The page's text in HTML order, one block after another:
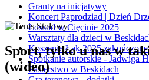
Granty na inicjatywy
Koncert Paprodziad | Dzień
Łossod w Cięcinie 2025
Warsztaty dla dzieci w
Koszenie Łąk 2025
Spotkanie autorskie - Jadwiga
Pasterstwo w Beskidach
Sport, tylko u nas w
(wideo)